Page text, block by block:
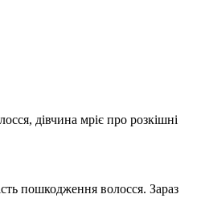
дівчина мріє про розкішні
пошкодження волосся. Зараз